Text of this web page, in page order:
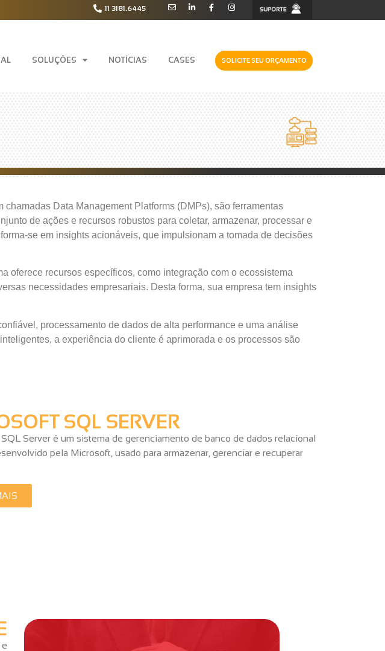
11 3181.6445
SOLUÇÕES NOTÍCIAS CASES SOLICITE SEU ORÇAMENTO
Data Management Platforms (DMPs), são ferramentas
de ações e recursos robustos para coletar, armazenar, processar e
se em insights acionáveis, que impulsionam a tomada de decisões
oferece recursos específicos, como integração com o ecossistema
necessidades empresariais. Desta forma, sua empresa tem insights
processamento de dados de alta performance e uma análise
a experiência do cliente é aprimorada e os processos são
SQL SERVER
Server é um sistema de gerenciamento de banco de dados relacional
pela Microsoft, usado para armazenar, gerenciar e recuperar